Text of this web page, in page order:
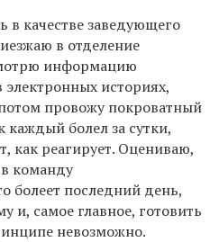
в качестве заведующего
в отделение
информацию
электронных историях,
провожу покроватный
каждый болел за сутки,
как реагирует. Оцениваю,
команду
болеет последний день,
и, самое главное, готовить
невозможно.